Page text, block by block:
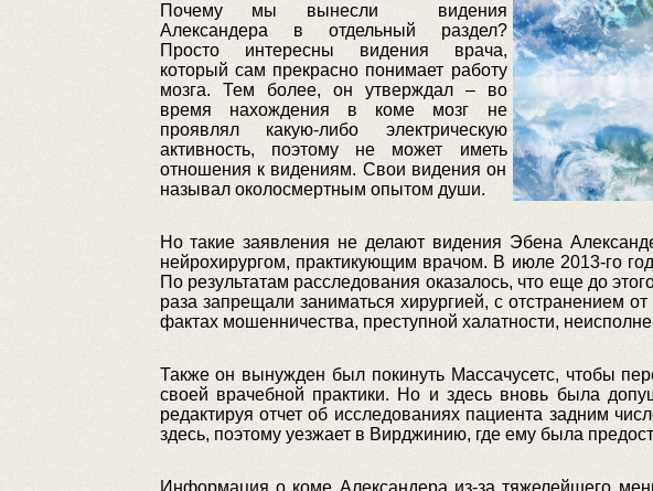
Почему мы вынесли видения
Александера в отдельный раздел?
Просто интересны видения врача,
который сам прекрасно понимает работу
мозга. Тем более, он утверждал – во
время нахождения в коме мозг не
проявлял какую-либо электрическую
активность, поэтому не может иметь
отношения к видениям. Свои видения он
называл околосмертным опытом души.
Но такие заявления не делают видения Эбена
нейрохирургом, практикующим врачом. В июле 2013-го
По результатам расследования оказалось, что еще до
раза запрещали заниматься хирургией, с отстранением
фактах мошенничества, преступной халатности,
Также он вынужден был покинуть Массачусетс, чтобы
своей врачебной практики. Но и здесь вновь была
редактируя отчет об исследованиях пациента задним
здесь, поэтому уезжает в Вирджинию, где ему была
Информация о коме Александера из-за тяжелейшего